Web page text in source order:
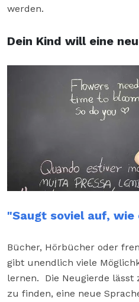
werden.
Dein Kind will eine
"Saugt soviel auf, wie
Bücher, Hörbücher oder
gibt unendlich viele
lernen. Die Neugierde lässt
zu finden, eine neue